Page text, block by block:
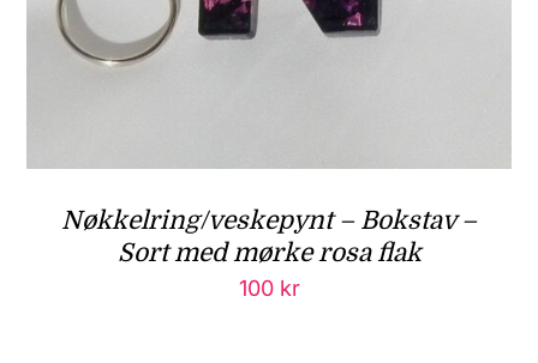
Nøkkelring/veskepynt – Bokstav –
Sort med mørke rosa flak
100 kr